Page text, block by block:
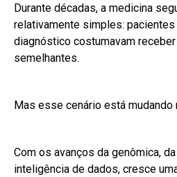
Durante décadas, a medicina
relativamente simples:
diagnóstico costumavam
semelhantes.
Mas esse cenário está mudando
Com os avanços da genômica,
inteligência de dados, cresce